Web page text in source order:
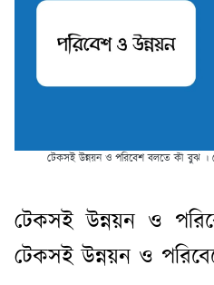
টেকসই উন্নয়ন ও পরিবেশ বলতে কী বুঝ ।
টেকসই উন্নয়ন ও
টেকসই উন্নয়ন ও